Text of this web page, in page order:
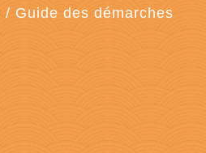
/ Guide des démarches